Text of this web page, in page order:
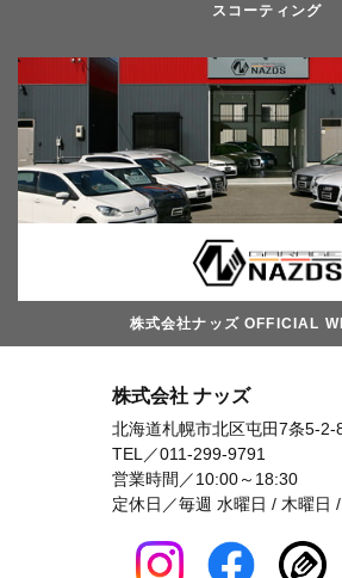
スコーティング
株式会社ナッズ OFFICIAL
株式会社 ナッズ
北海道札幌市北区屯田7条5-2-
TEL／011-299-9791
営業時間／10:00～18:30
定休日／毎週 水曜日 / 木曜日